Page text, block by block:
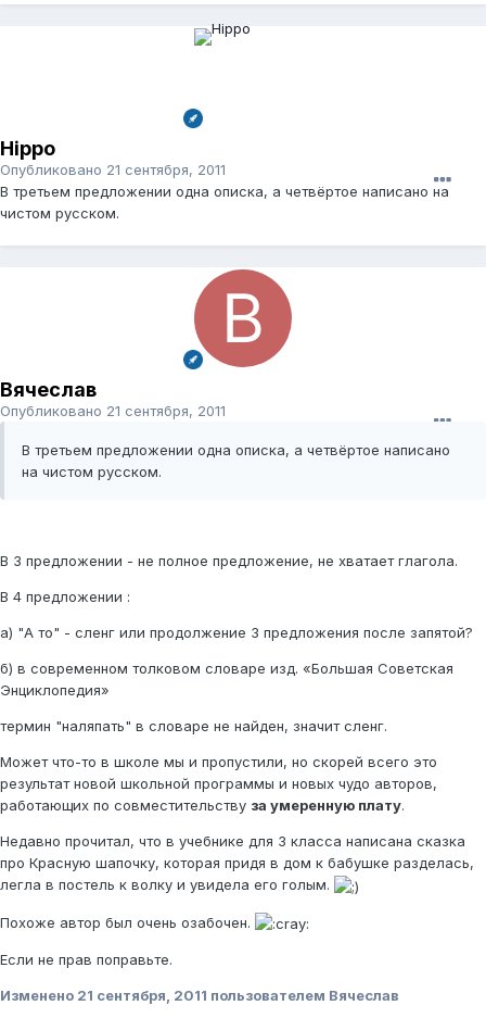
Hippo
Опубликовано 21 сентября, 2011
В третьем предложении одна описка, а четвёртое написано на
чистом русском.
Вячеслав
Опубликовано 21 сентября, 2011
В третьем предложении одна описка, а четвёртое написано
на чистом русском.
В 3 предложении - не полное предложение, не хватает глагола.
В 4 предложении :
а) "А то" - сленг или продолжение 3 предложения после запятой?
б) в современном толковом словаре изд. «Большая Советская
Энциклопедия»
термин "наляпать" в словаре не найден, значит сленг.
Может что-то в школе мы и пропустили, но скорей всего это
результат новой школьной программы и новых чудо авторов,
работающих по совместительству за умеренную плату.
Недавно прочитал, что в учебнике для 3 класса написана сказка
про Красную шапочку, которая придя в дом к бабушке разделась,
легла в постель к волку и увидела его голым.
Похоже автор был очень озабочен.
Если не прав поправьте.
Изменено 21 сентября, 2011 пользователем Вячеслав